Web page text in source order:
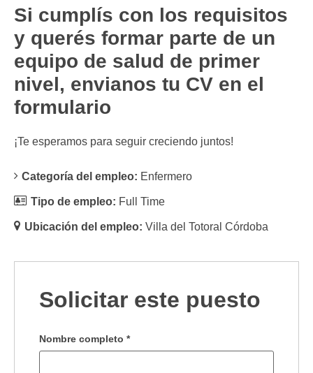
Si cumplís con los requisitos
y querés formar parte de un
equipo de salud de primer
nivel, envianos tu CV en el
formulario
¡Te esperamos para seguir creciendo juntos!
Categoría del empleo: Enfermero
Tipo de empleo: Full Time
Ubicación del empleo: Villa del Totoral Córdoba
Solicitar este puesto
Nombre completo *